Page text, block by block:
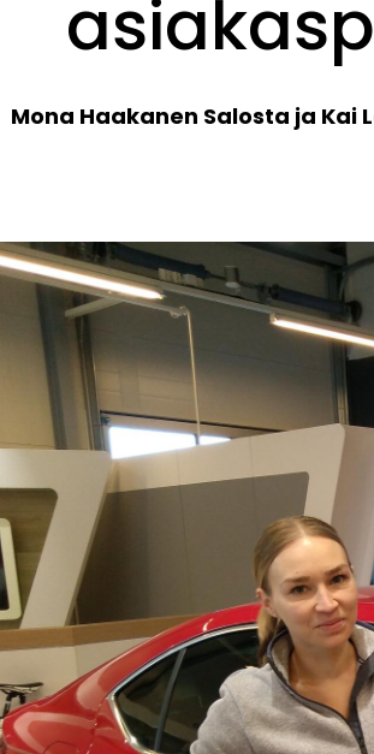
Mona Haakanen Salosta ja